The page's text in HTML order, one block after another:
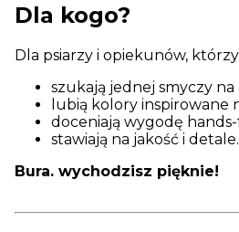
Dla kogo?
Dla psiarzy i opiekunów,
szukają jednej smyczy na
lubią kolory inspirowane
doceniają wygodę
stawiają na jakość i detale.
Bura. wychodzisz pięknie!